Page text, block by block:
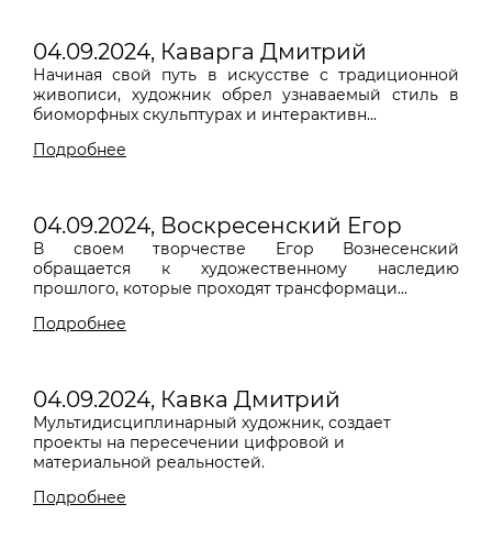
04.09.2024, Каварга Дмитрий
Начиная свой путь в искусстве с традиционной
живописи, художник обрел узнаваемый стиль в
биоморфных скульптурах и интерактивн...
Подробнее
04.09.2024, Воскресенский Егор
В своем творчестве Егор Вознесенский
обращается к художественному наследию
прошлого, которые проходят трансформаци...
Подробнее
04.09.2024, Кавка Дмитрий
Мультидисциплинарный художник, создает
проекты на пересечении цифровой и
материальной реальностей.
Подробнее